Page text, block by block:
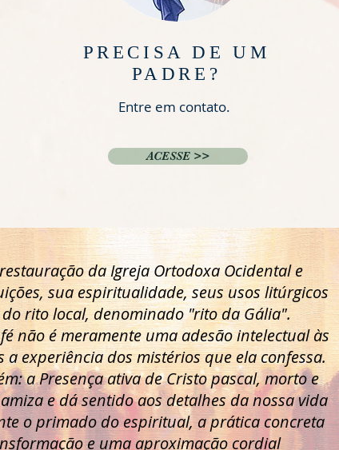
PRECISA DE UM
PADRE?
Entre em contato.
ACESSE >>
da Igreja Ortodoxa Ocidental e
sua espiritualidade, seus usos litúrgicos
rito local, denominado "rito da Gália".
não é meramente uma adesão intelectual às
experiência dos mistérios que ela confessa.
a Presença ativa de Cristo pascal, morto e
e dá sentido aos detalhes da nossa vida
o primado do espiritual, a prática concreta
e uma aproximação cordial